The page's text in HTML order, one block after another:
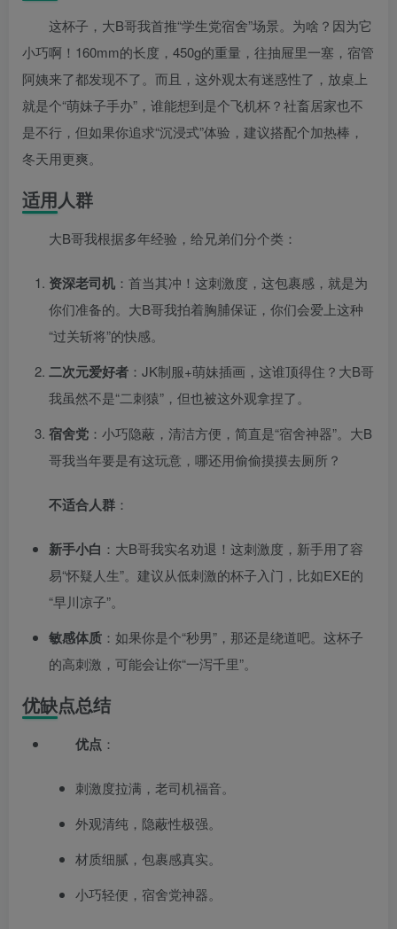
这杯子，大B哥我首推“学生党宿舍”场景。为啥？因为它
小巧啊！160mm的长度，450g的重量，往抽屉里一塞，宿管
阿姨来了都发现不了。而且，这外观太有迷惑性了，放桌上
就是个“萌妹子手办”，谁能想到是个飞机杯？社畜居家也不
是不行，但如果你追求“沉浸式”体验，建议搭配个加热棒，
冬天用更爽。
适用人群
大B哥我根据多年经验，给兄弟们分个类：
资深老司机 ：首当其冲！这刺激度，这包裹感，就是为
你们准备的。大B哥我拍着胸脯保证，你们会爱上这种
“过关斩将”的快感。
二次元爱好者 ：JK制服+萌妹插画，这谁顶得住？大B哥
我虽然不是“二刺猿”，但也被这外观拿捏了。
宿舍党 ：小巧隐蔽，清洁方便，简直是“宿舍神器”。大B
哥我当年要是有这玩意，哪还用偷偷摸摸去厕所？
不适合人群 ：
新手小白 ：大B哥我实名劝退！这刺激度，新手用了容
易“怀疑人生”。建议从低刺激的杯子入门，比如EXE的
“早川凉子”。
敏感体质 ：如果你是个“秒男”，那还是绕道吧。这杯子
的高刺激，可能会让你“一泻千里”。
优缺点总结
优点 ：
刺激度拉满，老司机福音。
外观清纯，隐蔽性极强。
材质细腻，包裹感真实。
小巧轻便，宿舍党神器。